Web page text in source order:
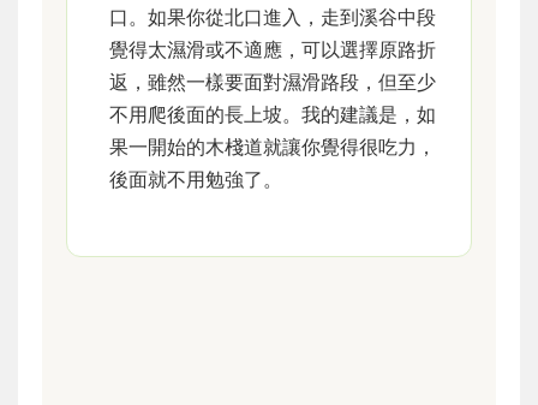
口。如果你從北口進入，走到溪谷中段
覺得太濕滑或不適應，可以選擇原路折
返，雖然一樣要面對濕滑路段，但至少
不用爬後面的長上坡。我的建議是，如
果一開始的木棧道就讓你覺得很吃力，
後面就不用勉強了。